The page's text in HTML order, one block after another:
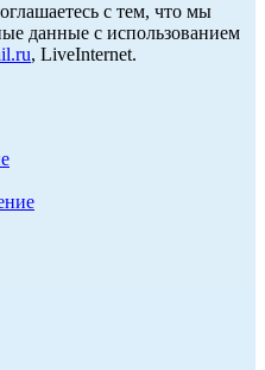
с тем, что мы
данные с использованием
, LiveInternet.